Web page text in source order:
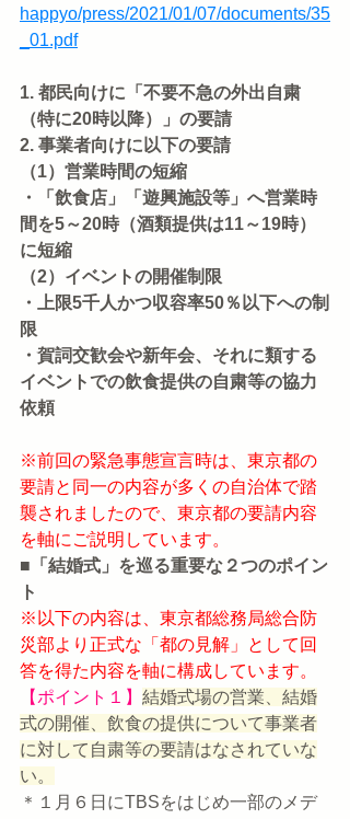
happyo/press/2021/01/07/documents/35
_01.pdf
1. 都民向けに「不要不急の外出自粛
（特に20時以降）」の要請
2. 事業者向けに以下の要請
（1）営業時間の短縮
・「飲食店」「遊興施設等」へ営業時
間を5～20時（酒類提供は11～19時）
に短縮
（2）イベントの開催制限
・上限5千人かつ収容率50％以下への制
限
・賀詞交歓会や新年会、それに類する
イベントでの飲食提供の自粛等の協力
依頼
※前回の緊急事態宣言時は、東京都の
要請と同一の内容が多くの自治体で踏
襲されましたので、東京都の要請内容
を軸にご説明しています。
■「結婚式」を巡る重要な２つのポイン
ト
※以下の内容は、東京都総務局総合防
災部より正式な「都の見解」として回
答を得た内容を軸に構成しています。
【ポイント１】 結婚式場の営業、結婚
式の開催、飲食の提供について事業者
に対して自粛等の要請はなされていな
い。
＊１月６日にTBSをはじめ一部のメデ